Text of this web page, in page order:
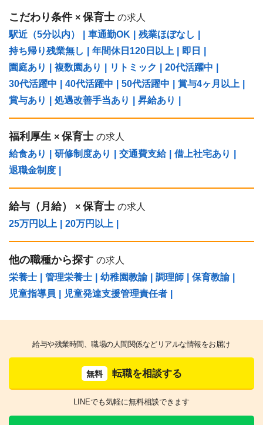
こだわり条件 × 保育士 の求人
駅近（5分以内）
車通勤OK 残業ほぼなし
持ち帰り残業無し
年間休日120日以上 即日
園庭あり
複数園あり リトミック 20代活躍中
30代活躍中
40代活躍中 50代活躍中 賞与4ヶ月以上
賞与あり
処遇改善手当あり 昇給あり
福利厚生 × 保育士 の求人
給食あり
研修制度あり 交通費支給 借上社宅あり
退職金制度
給与（⽉給） × 保育士 の求人
25万円以上
20万円以上
他の職種から探す の求人
栄養士
管理栄養士 幼稚園教諭 調理師 保育教諭
児童指導員
児童発達支援管理責任者
給与や残業時間、職場の人間関係などリアルな情報をお届け
無料 転職を相談する
LINEでも気軽に無料相談できます